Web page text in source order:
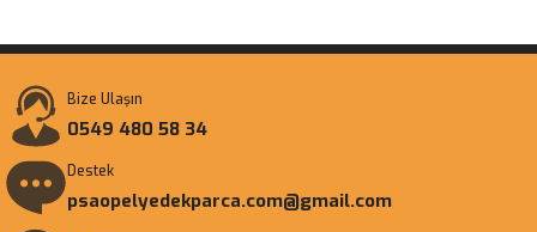
Bize Ulaşın
0549 480 58 34
Destek
psaopelyedekparca.com@gmail.com